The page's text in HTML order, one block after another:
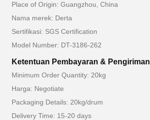
Place of Origin: Guangzhou, China
Nama merek: Derta
Sertifikasi: SGS Certification
Model Number: DT-3186-262
Ketentuan Pembayaran & Pengiriman
Minimum Order Quantity: 20kg
Harga: Negotiate
Packaging Details: 20kg/drum
Delivery Time: 15-20 days